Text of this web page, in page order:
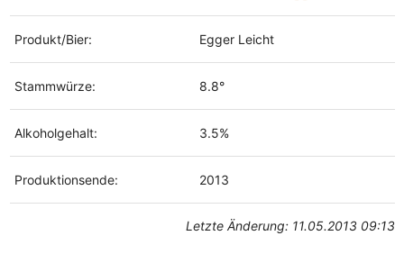
Produkt/Bier: Egger Leicht
Stammwürze: 8.8°
Alkoholgehalt: 3.5%
Produktionsende: 2013
Letzte Änderung: 11.05.2013 09:13